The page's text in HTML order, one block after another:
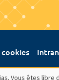
Vous êtes libre